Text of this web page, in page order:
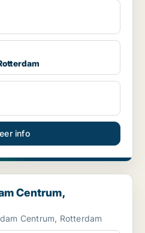
info
Rotterdam
Centrum,
Centrum, Rotterdam